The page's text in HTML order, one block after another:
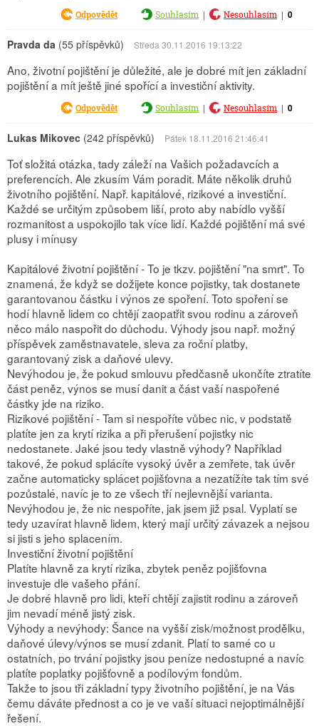
Odpovědět Souhlasím | Nesouhlasím | 0
Pravda da (55 příspěvků) Středa 30.11.2016 19:13:22
Ano, životní pojištění je důležité, ale je dobré mít jen základní
pojištění a mít ještě jiné spořící a investiční aktivity.
Odpovědět Souhlasím | Nesouhlasím | 0
Lukas Mikovec (242 příspěvků) Pátek 18.11.2016 21:46:41
Toť složitá otázka, tady záleží na Vašich požadavcích a
preferencích. Ale zkusím Vám poradit. Máte několik druhů
životního pojištění. Např. kapitálové, rizikové a investiční.
Každé se určitým způsobem liší, proto aby nabídlo vyšší
rozmanitost a uspokojilo tak více lidí. Každé pojištění má své
plusy i mínusy
Kapitálové životní pojištění - To je tkzv. pojištění "na smrt". To
znamená, že když se dožijete konce pojistky, tak dostanete
garantovanou částku i výnos ze spoření. Toto spoření se
hodí hlavně lidem co chtějí zaopatřit svou rodinu a zároveň
něco málo naspořit do důchodu. Výhody jsou např. možný
příspěvek zaměstnavatele, sleva za roční platby,
garantovaný zisk a daňové ulevy.
Nevýhodou je, že pokud smlouvu předčasně ukončíte ztratíte
část peněz, výnos se musí danit a část vaší naspořené
částky jde na riziko.
Rizikové pojištění - Tam si nespoříte vůbec nic, v podstatě
platíte jen za krytí rizika a při přerušení pojistky nic
nedostanete. Jaké jsou tedy vlastně výhody? Například
takové, že pokud splácíte vysoký úvěr a zemřete, tak úvěr
začne automaticky splácet pojišťovna a nezatížíte tak tím své
pozůstalé, navíc je to ze všech tří nejlevnější varianta.
Nevýhodou je, že nic nespoříte, jak jsem již psal. Vyplatí se
tedy uzavírat hlavně lidem, který mají určitý závazek a nejsou
si jisti s jeho splacením.
Investiční životní pojištění
Platíte hlavně za krytí rizika, zbytek peněz pojišťovna
investuje dle vašeho přání.
Je dobré hlavně pro lidi, kteří chtějí zajistit rodinu a zároveň
jim nevadí méně jistý zisk.
Výhody a nevýhody: Šance na vyšší zisk/možnost prodělku,
daňové úlevy/výnos se musí zdanit. Platí to samé co u
ostatních, po trvání pojistky jsou peníze nedostupné a navíc
platíte poplatky pojišťovně a podílovým fondům.
Takže to jsou tři základní typy životního pojištění, je na Vás
čemu dáváte přednost a co je ve vaší situaci nejoptimálnější
řešení.